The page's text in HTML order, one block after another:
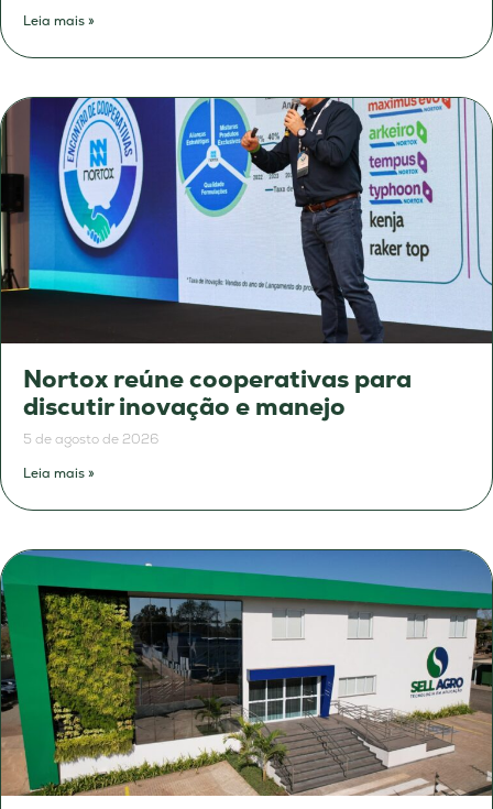
Leia mais »
Nortox reúne cooperativas para
discutir inovação e manejo
5 de agosto de 2026
Leia mais »